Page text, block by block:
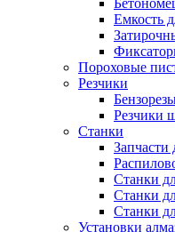
Емкость
Пороховые
Резчики
Резчики
Станки
Запчасти
Станки
Станки
Станки
Установки